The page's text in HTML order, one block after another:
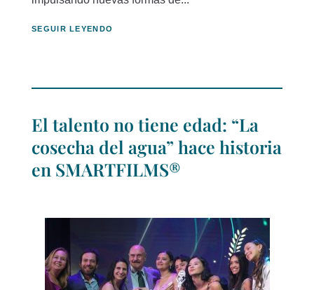
SEGUIR LEYENDO
El talento no tiene edad: “La
cosecha del agua” hace historia
en SMARTFILMS®